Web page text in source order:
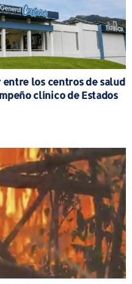
entre los centros de salud
clínico de Estados